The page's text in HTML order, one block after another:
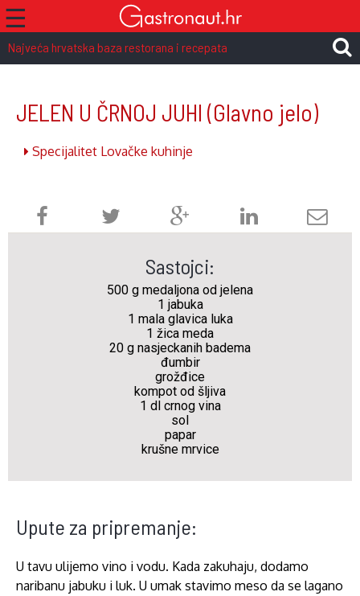
☰
Najveća hrvatska baza restorana i recepata
JELEN U ČRNOJ JUHI (Glavno jelo)
Specijalitet Lovačke kuhinje
Sastojci:
500 g medaljona od jelena
1 jabuka
1 mala glavica luka
1 žica meda
20 g nasjeckanih badema
đumbir
grožđice
kompot od šljiva
1 dl crnog vina
sol
papar
krušne mrvice
Upute za pripremanje:
U tavu ulijemo vino i vodu. Kada zakuhaju, dodamo
naribanu jabuku i luk. U umak stavimo meso da se lagano